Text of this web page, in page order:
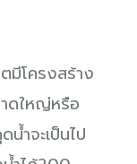
มีโครงสร้าง
ดใหญ่หรือ
ำจะเป็นไป